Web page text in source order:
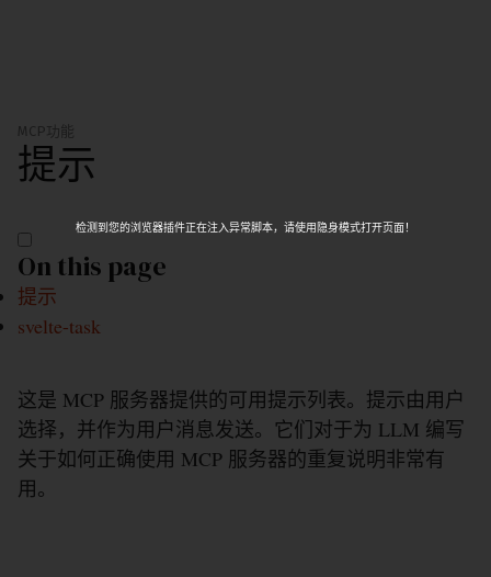
MCP功能
提示
On this page
提示
svelte-task
这是 MCP 服务器提供的可用提示列表。提示由用户
选择，并作为用户消息发送。它们对于为 LLM 编写
关于如何正确使用 MCP 服务器的重复说明非常有
用。
检测到您的浏览器插件正在注入异常脚本，请使用隐身模式打开页面！